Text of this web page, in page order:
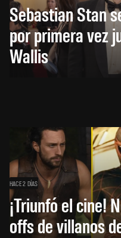
Sebastian Stan
por primera vez
Wallis
HACE 2 DÍAS
¡Triunfó el cine!
offs de villanos